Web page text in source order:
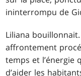
ininterrompu de
Liliana
affrontement
temps et l’énergie
d’aider les